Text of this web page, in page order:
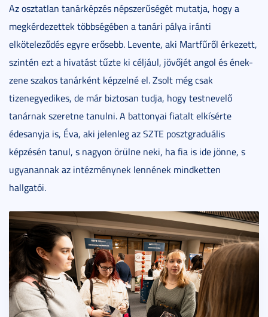
Az osztatlan tanárképzés népszerűségét mutatja, hogy a
megkérdezettek többségében a tanári pálya iránti
elköteleződés egyre erősebb. Levente, aki Martfűről érkezett,
szintén ezt a hivatást tűzte ki céljául, jövőjét angol és ének-
zene szakos tanárként képzelné el. Zsolt még csak
tizenegyedikes, de már biztosan tudja, hogy testnevelő
tanárnak szeretne tanulni. A battonyai fiatalt elkísérte
édesanyja is, Éva, aki jelenleg az SZTE posztgraduális
képzésén tanul, s nagyon örülne neki, ha fia is ide jönne, s
ugyanannak az intézménynek lennének mindketten
hallgatói.